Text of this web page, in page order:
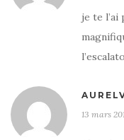
je te
13 mars